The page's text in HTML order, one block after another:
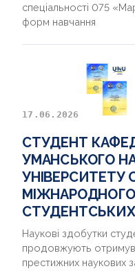
спеціальності 075
форм навчання
17.06.2026
СТУДЕНТ
УМАНСЬКОГО
УНІВЕРСИТЕТУ
Наукові здобутки
продовжують
престижних наукових